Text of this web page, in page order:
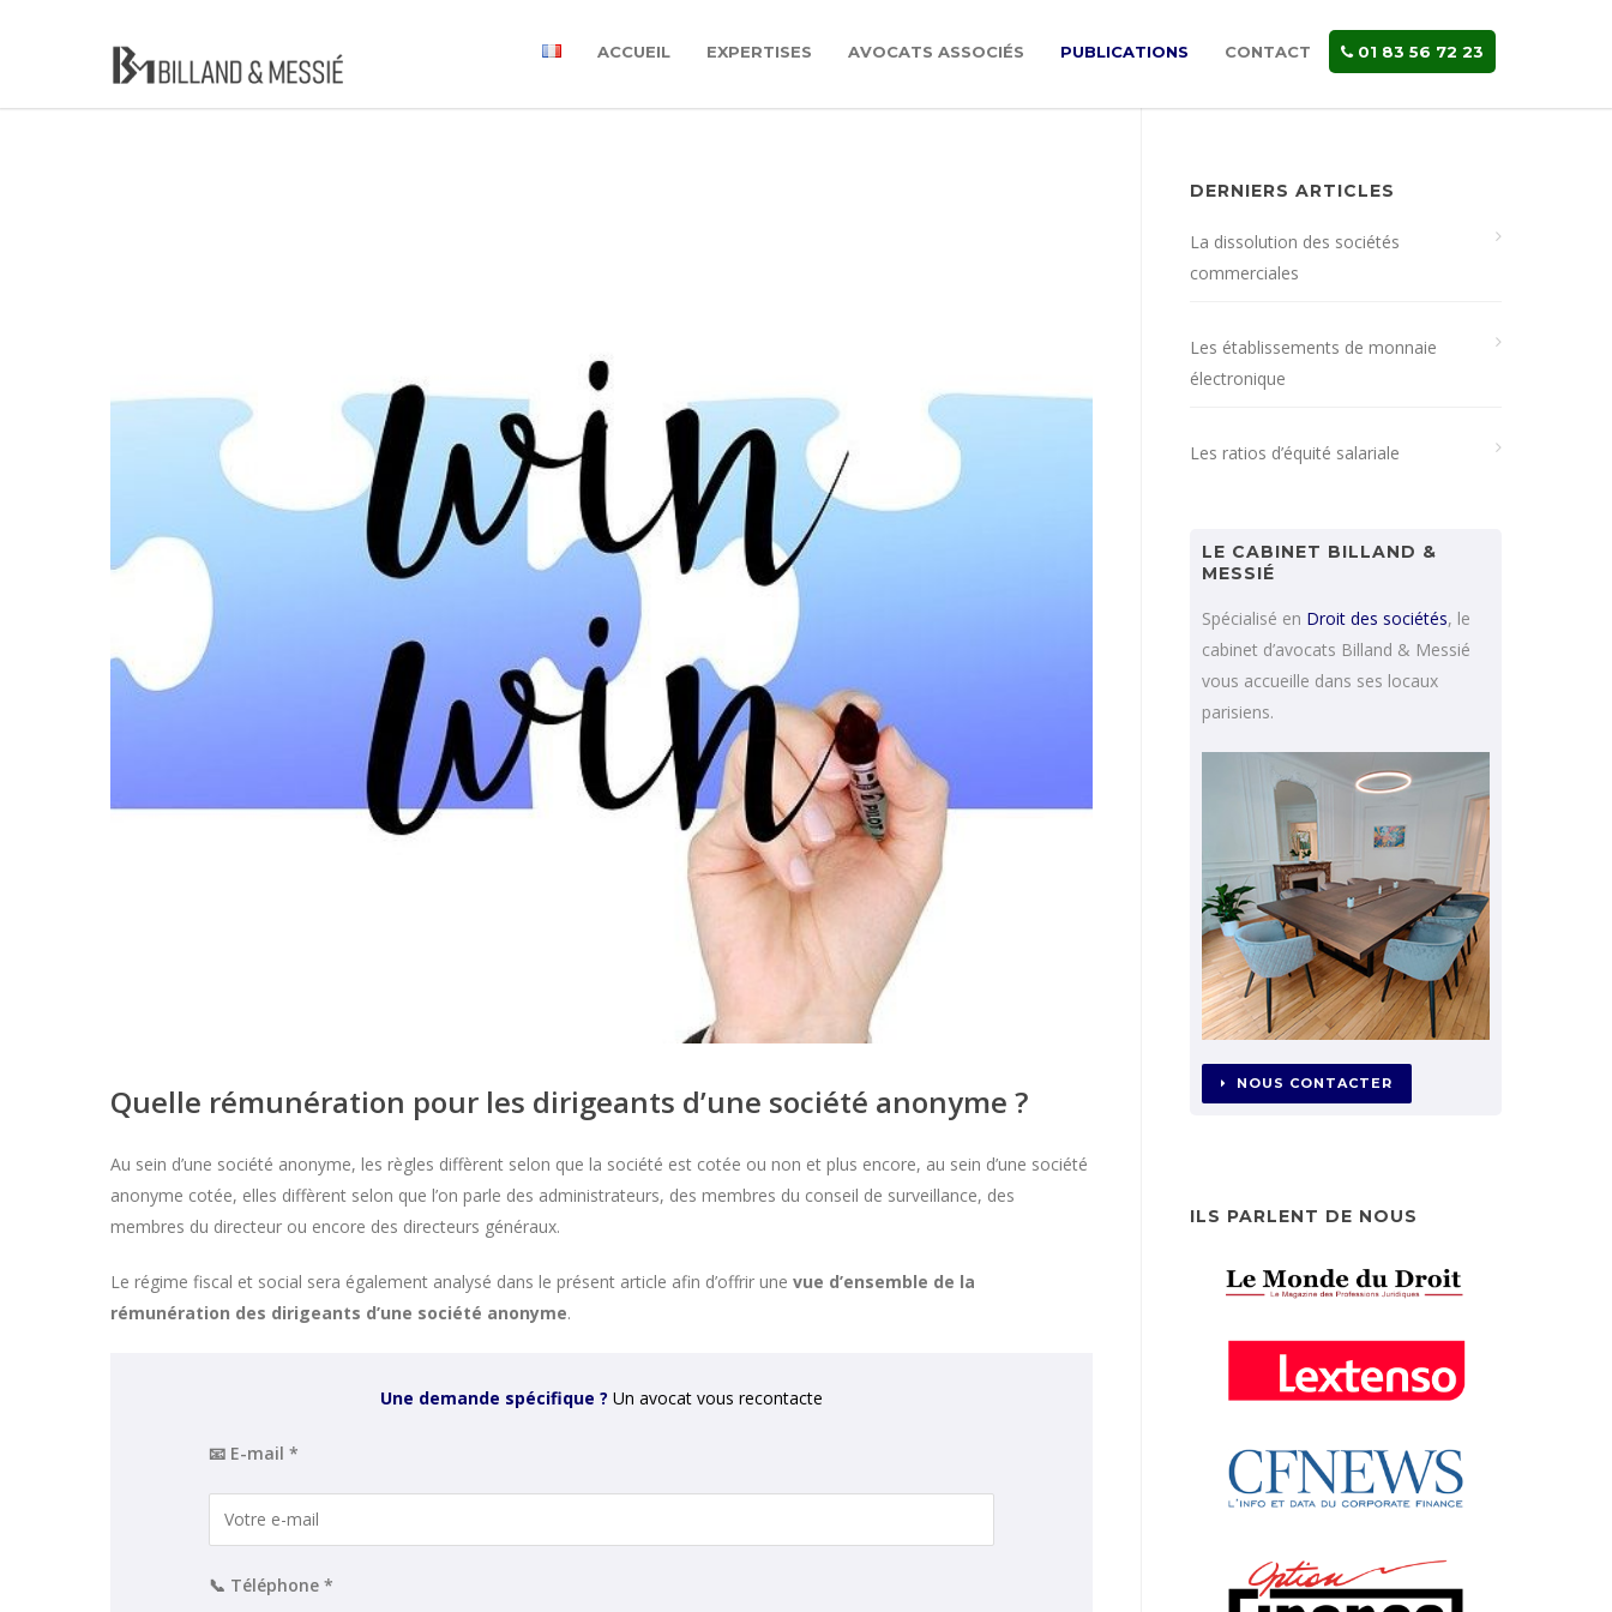
ACCUEIL EXPERTISES AVOCATS ASSOCIÉS PUBLICATIONS CONTACT 01 83 56 72 23
Quelle rémunération pour les dirigeants d’une société anonyme ?
Au sein d’une société anonyme, les règles diffèrent selon que la société est cotée ou non et plus encore, au sein d’une société
anonyme cotée, elles diffèrent selon que l’on parle des administrateurs, des membres du conseil de surveillance, des
membres du directeur ou encore des directeurs généraux.
Le régime fiscal et social sera également analysé dans le présent article afin d’offrir une vue d’ensemble de la
rémunération des dirigeants d’une société anonyme.
Une demande spécifique ? Un avocat vous recontacte
📧 E-mail *
📞 Téléphone *
DERNIERS ARTICLES
La dissolution des sociétés
commerciales
Les établissements de monnaie
électronique
Les ratios d’équité salariale
LE CABINET BILLAND &
MESSIÉ
Spécialisé en Droit des sociétés, le
cabinet d’avocats Billand & Messié
vous accueille dans ses locaux
parisiens.
NOUS CONTACTER
ILS PARLENT DE NOUS